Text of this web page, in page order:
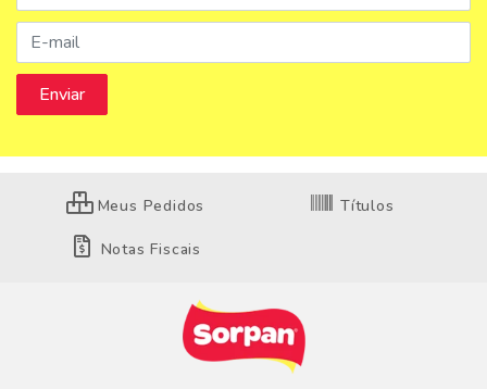
Meus Pedidos Títulos
Notas Fiscais